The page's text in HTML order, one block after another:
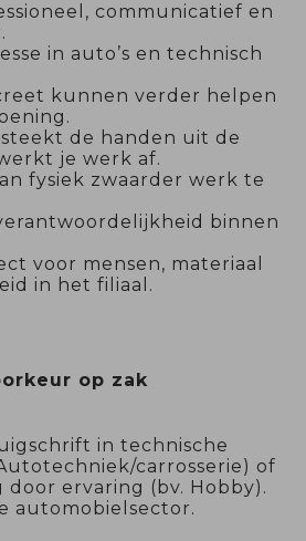
communicatief en
in auto’s en technisch
kunnen verder helpen
de handen uit de
je werk af.
fysiek zwaarder werk te
binnen
voor mensen, materiaal
in het filiaal.
op zak
in technische
carrosserie) of
door ervaring (bv. Hobby).
automobielsector.